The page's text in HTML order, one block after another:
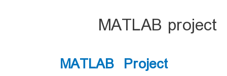
MATLAB project
MATLAB Project